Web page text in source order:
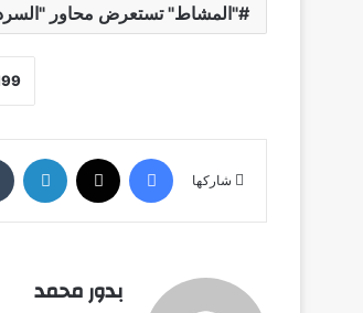
"المشاط" تستعرض محاور
شاركها
بدور محمد